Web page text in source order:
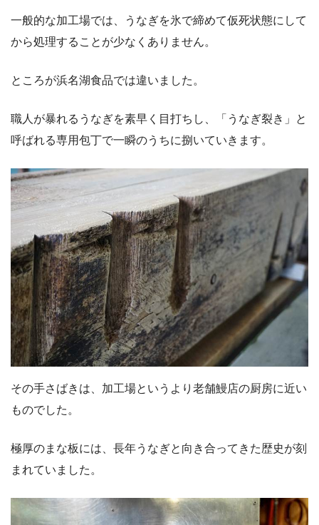
一般的な加工場では、うなぎを氷で締めて仮死状態にして
から処理することが少なくありません。
ところが浜名湖食品では違いました。
職人が暴れるうなぎを素早く目打ちし、「うなぎ裂き」と
呼ばれる専用包丁で一瞬のうちに捌いていきます。
その手さばきは、加工場というより老舗鰻店の厨房に近い
ものでした。
極厚のまな板には、長年うなぎと向き合ってきた歴史が刻
まれていました。